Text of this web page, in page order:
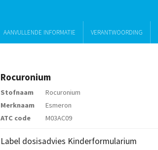
AANVULLENDE INFORMATIE VERANTWOORDING
Rocuronium
Stofnaam
Rocuronium
Merknaam
Esmeron
ATC code
M03AC09
Label dosisadvies Kinderformularium